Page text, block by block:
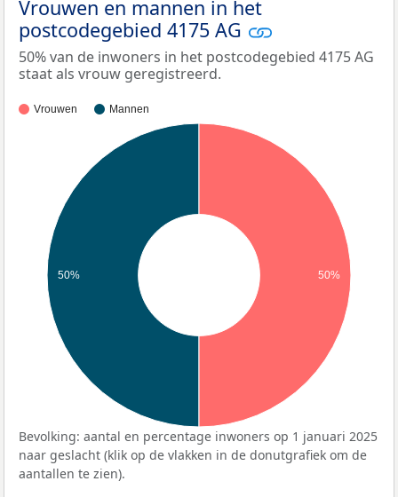
Vrouwen en mannen in het
postcodegebied 4175 AG
50% van de inwoners in het postcodegebied 4175 AG
staat als vrouw geregistreerd.
Vrouwen Mannen
50% 50%
Bevolking: aantal en percentage inwoners op 1 januari 2025
naar geslacht (klik op de vlakken in de donutgrafiek om de
aantallen te zien).